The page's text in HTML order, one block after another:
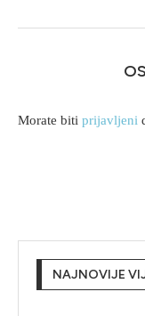
Morate biti prijavljeni
NAJNOVIJE